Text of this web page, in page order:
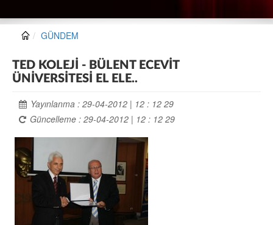
GÜNDEM
TED KOLEJİ - BÜLENT ECEVİT
ÜNİVERSİTESİ EL ELE..
Yayınlanma : 29-04-2012 | 12 : 12 29
Güncelleme : 29-04-2012 | 12 : 12 29